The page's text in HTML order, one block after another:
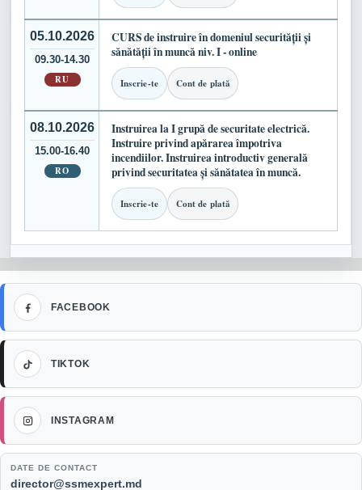
05.10.2026
09.30-14.30
RU
CURS de instruire în domeniul securității și
sănătății în muncă niv. I - online
Inscrie-te Cont de plată
08.10.2026
15.00-16.40
RO
Instruirea la I grupă de securitate electrică.
Instruire privind apărarea împotriva
incendiilor. Instruirea introductiv generală
privind securitatea și sănătatea în muncă.
Inscrie-te Cont de plată
FACEBOOK
Facebook
DATE DE CONTACT
Email:
director@ssmexpert.md
TIKTOK
TikTok
INSTAGRAM
Instagram